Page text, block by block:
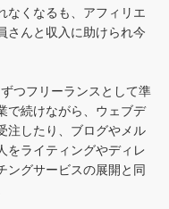
なくなるも、アフィリエ
さんと収入に助けられ今
つフリーランスとして準
で続けながら、ウェブデ
注したり、ブログやメル
をライティングやディレ
ングサービスの展開と同